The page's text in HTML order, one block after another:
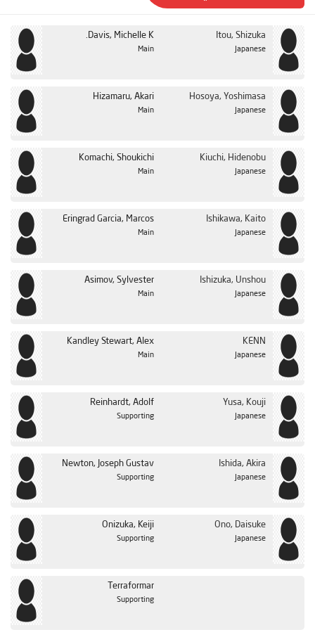
Davis, Michelle K.
Main
Itou, Shizuka
Japanese
Hizamaru, Akari
Main
Hosoya, Yoshimasa
Japanese
Komachi, Shoukichi
Main
Kiuchi, Hidenobu
Japanese
Eringrad Garcia, Marcos
Main
Ishikawa, Kaito
Japanese
Asimov, Sylvester
Main
Ishizuka, Unshou
Japanese
Kandley Stewart, Alex
Main
KENN
Japanese
Reinhardt, Adolf
Supporting
Yusa, Kouji
Japanese
Newton, Joseph Gustav
Supporting
Ishida, Akira
Japanese
Onizuka, Keiji
Supporting
Ono, Daisuke
Japanese
Terraformar
Supporting